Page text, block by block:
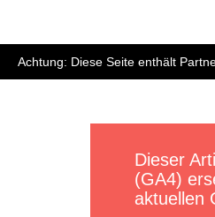
Achtung: Diese Seite enthält
Dieser
(GA4)
aktuellen